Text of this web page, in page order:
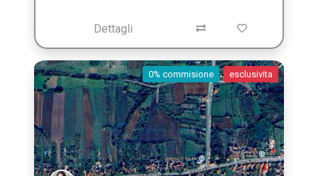
Dettagli
0% commisione esclusivita